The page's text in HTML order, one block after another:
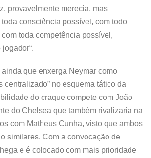
provavelmente merecia, mas
consciência possível, com todo
toda competência possível,
que enxerga Neymar como
centralizado” no esquema tático da
do craque compete com João
do Chelsea que também rivalizaria na
com Matheus Cunha, visto que ambos
similares. Com a convocação de
e é colocado com mais prioridade